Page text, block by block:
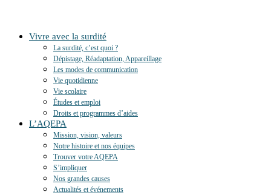
Vivre avec la surdité
La surdité, c’est quoi ?
Dépistage, Réadaptation, Appareillage
Les modes de communication
Vie quotidienne
Vie scolaire
Études et emploi
Droits et programmes d’aides
L’AQEPA
Mission, vision, valeurs
Notre histoire et nos équipes
Trouver votre AQEPA
S’impliquer
Nos grandes causes
Actualités et événements